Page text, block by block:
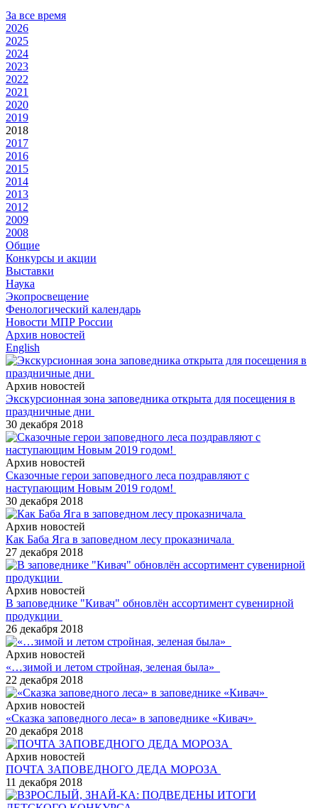
За все время
2026
2025
2024
2023
2022
2021
2020
2019
2018
2017
2016
2015
2014
2013
2012
2009
2008
Общие
Конкурсы и акции
Выставки
Наука
Экопросвещение
Фенологический календарь
Новости МПР России
Архив новостей
English
Архив новостей
Экскурсионная зона заповедника открыта для посещения в
праздничные дни
30 декабря 2018
Архив новостей
Сказочные герои заповедного леса поздравляют с
наступающим Новым 2019 годом!
30 декабря 2018
Архив новостей
Как Баба Яга в заповедном лесу проказничала
27 декабря 2018
Архив новостей
В заповеднике "Кивач" обновлён ассортимент сувенирной
продукции
26 декабря 2018
Архив новостей
«…зимой и летом стройная, зеленая была»
22 декабря 2018
Архив новостей
«Сказка заповедного леса» в заповеднике «Кивач»
20 декабря 2018
Архив новостей
ПОЧТА ЗАПОВЕДНОГО ДЕДА МОРОЗА
11 декабря 2018